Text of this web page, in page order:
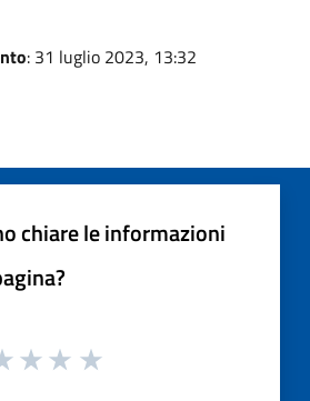
: 31 luglio 2023, 13:32
chiare le informazioni